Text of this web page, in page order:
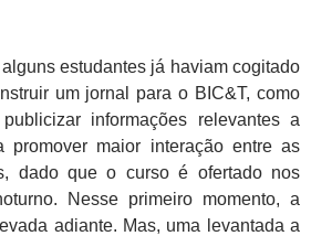
estudantes já haviam cogitado
um jornal para o BIC&T, como
informações relevantes a
promover maior interação entre as
dado que o curso é ofertado nos
Nesse primeiro momento, a
adiante. Mas, uma levantada a